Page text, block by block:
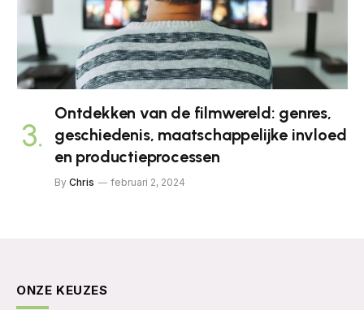
Ontdekken van de filmwereld: genres,
geschiedenis, maatschappelijke invloed
en productieprocessen
By Chris februari 2, 2024
ONZE KEUZES